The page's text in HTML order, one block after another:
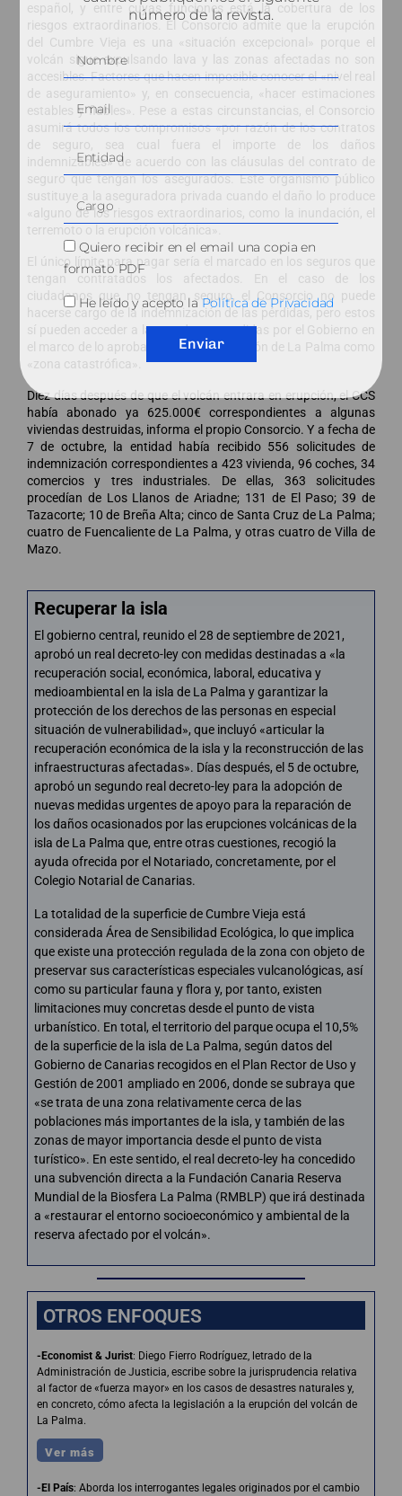
español, y entre cuyas funciones está la cobertura de los
riesgos extraordinarios. El Consorcio admite que la erupción
del Cumbre Vieja es una «situación excepcional» porque el
volcán sigue expulsando lava y las zonas afectadas no son
accesibles. Factores que hacen imposible conocer el «nivel real
de aseguramiento» y, en consecuencia, «hacer estimaciones
estables y fiables». Pese a estas circunstancias, el Consorcio
asumirá todos los compromisos «por razón de los contratos
de seguro, sea cual fuera el importe de los daños
indemnizables» de acuerdo con las cláusulas del contrato de
seguro que tengan los asegurados. Este organismo público
sustituye a la aseguradora privada cuando el daño lo produce
«alguno de los riesgos extraordinarios, como la inundación, el
terremoto o la erupción volcánica».
El único límite para pagar sería el marcado en los seguros que
tengan contratados los afectados. En el caso de los
ciudadanos que no tengan seguro, el Consorcio no puede
hacerse cargo de la indemnización de las pérdidas, pero estos
sí pueden acceder a las ayudas concedidas por el Gobierno en
el marco de lo aprobado tras la declaración de La Palma como
«zona catastrófica».
Diez días después de que el volcán entrara en erupción, el CCS
había abonado ya 625.000€ correspondientes a algunas
viviendas destruidas, informa el propio Consorcio. Y a fecha de
7 de octubre, la entidad había recibido 556 solicitudes de
indemnización correspondientes a 423 vivienda, 96 coches, 34
comercios y tres industriales. De ellas, 363 solicitudes
procedían de Los Llanos de Ariadne; 131 de El Paso; 39 de
Tazacorte; 10 de Breña Alta; cinco de Santa Cruz de La Palma;
cuatro de Fuencaliente de La Palma, y otras cuatro de Villa de
Mazo.
Recuperar la isla
El gobierno central, reunido el 28 de septiembre de 2021,
aprobó un real decreto-ley con medidas destinadas a «la
recuperación social, económica, laboral, educativa y
medioambiental en la isla de La Palma y garantizar la
protección de los derechos de las personas en especial
situación de vulnerabilidad», que incluyó «articular la
recuperación económica de la isla y la reconstrucción de las
infraestructuras afectadas». Días después, el 5 de octubre,
aprobó un segundo real decreto-ley para la adopción de
nuevas medidas urgentes de apoyo para la reparación de
los daños ocasionados por las erupciones volcánicas de la
isla de La Palma que, entre otras cuestiones, recogió la
ayuda ofrecida por el Notariado, concretamente, por el
Colegio Notarial de Canarias.
La totalidad de la superficie de Cumbre Vieja está
considerada Área de Sensibilidad Ecológica, lo que implica
que existe una protección regulada de la zona con objeto de
preservar sus características especiales vulcanológicas, así
como su particular fauna y flora y, por tanto, existen
limitaciones muy concretas desde el punto de vista
urbanístico. En total, el territorio del parque ocupa el 10,5%
de la superficie de la isla de La Palma, según datos del
Gobierno de Canarias recogidos en el Plan Rector de Uso y
Gestión de 2001 ampliado en 2006, donde se subraya que
«se trata de una zona relativamente cerca de las
poblaciones más importantes de la isla, y también de las
zonas de mayor importancia desde el punto de vista
turístico». En este sentido, el real decreto-ley ha concedido
una subvención directa a la Fundación Canaria Reserva
Mundial de la Biosfera La Palma (RMBLP) que irá destinada
a «restaurar el entorno socioeconómico y ambiental de la
reserva afectado por el volcán».
OTROS ENFOQUES
-Economist & Jurist: Diego Fierro Rodríguez, letrado de la
Administración de Justicia, escribe sobre la jurisprudencia relativa
al factor de «fuerza mayor» en los casos de desastres naturales y,
en concreto, cómo afecta la legislación a la erupción del volcán de
La Palma.
Ver más
-El País: Aborda los interrogantes legales originados por el cambio
número de la revista.
Quiero recibir en el email una copia en
formato PDF
He leído y acepto laPolítica de Privacidad
Enviar